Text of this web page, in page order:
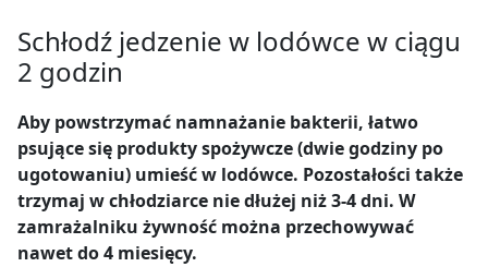
Schłodź jedzenie w lodówce w ciągu
2 godzin
Aby powstrzymać namnażanie bakterii, łatwo
psujące się produkty spożywcze (dwie godziny po
ugotowaniu) umieść w lodówce. Pozostałości także
trzymaj w chłodziarce nie dłużej niż 3-4 dni. W
zamrażalniku żywność można przechowywać
nawet do 4 miesięcy.